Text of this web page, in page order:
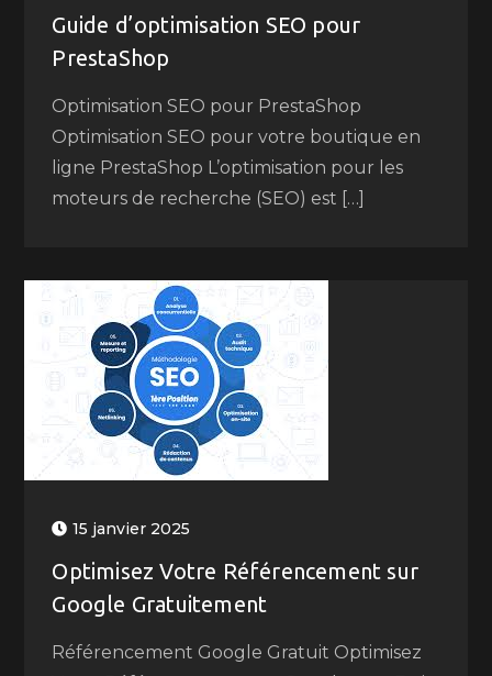
Guide d’optimisation SEO pour
PrestaShop
Optimisation SEO pour PrestaShop
Optimisation SEO pour votre boutique en
ligne PrestaShop L’optimisation pour les
moteurs de recherche (SEO) est […]
15 janvier 2025
Optimisez Votre Référencement sur
Google Gratuitement
Référencement Google Gratuit Optimisez